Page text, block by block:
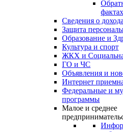
Сведения о
Защита
Образование и
Культура и спорт
ЖКХ и
ГО и ЧС
Объявления и
Интернет
Федеральные и
программы
Малое и среднее